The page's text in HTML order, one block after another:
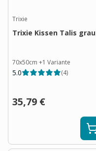
Trixie
Trixie Kissen Talis grau
70x50cm +1 Variante
5.0 (4)
35,79 €